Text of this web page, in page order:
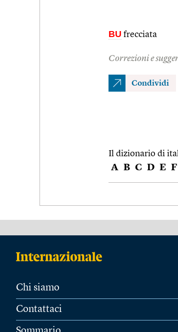
BU frecciata
Correzioni e
Condividi
Il dizionario di
A B C D E F
Chi siamo
Contattaci